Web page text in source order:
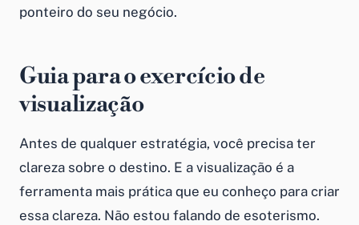
ponteiro do seu negócio.
Guia para o exercício de
visualização
Antes de qualquer estratégia, você precisa ter
clareza sobre o destino. E a visualização é a
ferramenta mais prática que eu conheço para criar
essa clareza. Não estou falando de esoterismo.